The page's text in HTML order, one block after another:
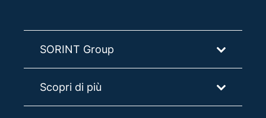
SORINT Group
Scopri di più